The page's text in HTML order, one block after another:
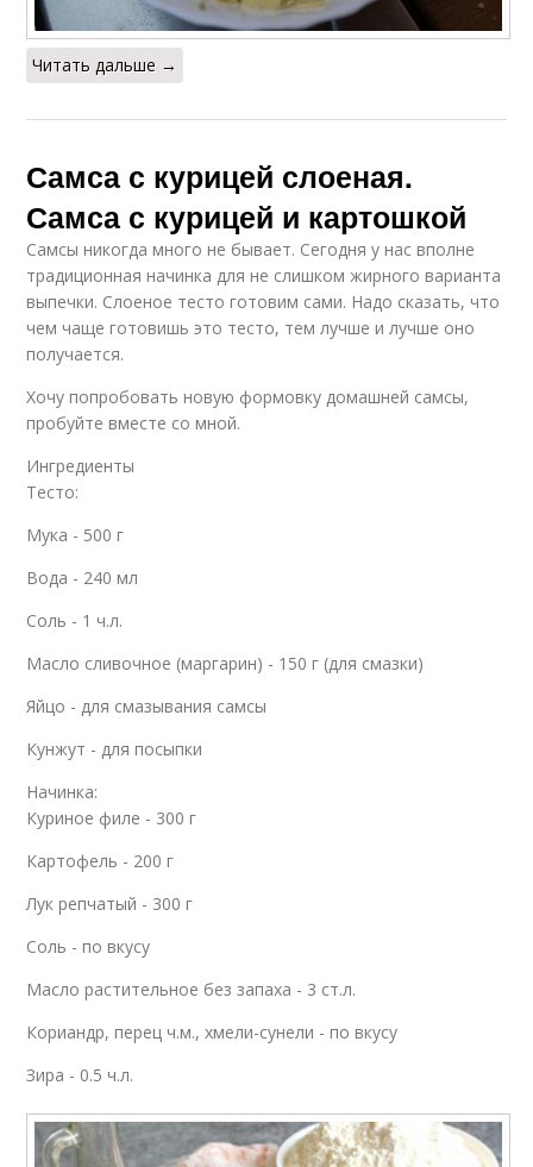
Читать дальше →
Самса с курицей слоеная.
Самса с курицей и картошкой
Самсы никогда много не бывает. Сегодня у нас вполне
традиционная начинка для не слишком жирного варианта
выпечки. Слоеное тесто готовим сами. Надо сказать, что
чем чаще готовишь это тесто, тем лучше и лучше оно
получается.
Хочу попробовать новую формовку домашней самсы,
пробуйте вместе со мной.
Ингредиенты
Тесто:
Мука - 500 г
Вода - 240 мл
Соль - 1 ч.л.
Масло сливочное (маргарин) - 150 г (для смазки)
Яйцо - для смазывания самсы
Кунжут - для посыпки
Начинка:
Куриное филе - 300 г
Картофель - 200 г
Лук репчатый - 300 г
Соль - по вкусу
Масло растительное без запаха - 3 ст.л.
Кориандр, перец ч.м., хмели-сунели - по вкусу
Зира - 0.5 ч.л.